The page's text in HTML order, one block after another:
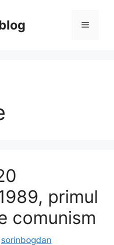
Menu
primul
comunism
sorinbogdan